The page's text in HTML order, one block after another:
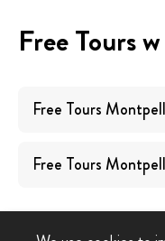
Free Tours
Free Tours
Free Tours